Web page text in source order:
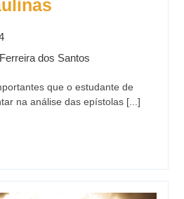
dos Santos
que o estudante de
na análise das epístolas [...]